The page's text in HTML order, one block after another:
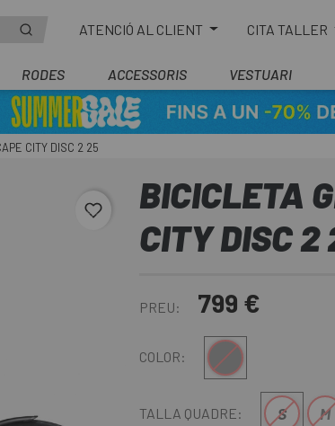
ATENCIÓ AL CLIENT CITA TALLER
RODES ACCESSORIS VESTUARI
CITY DISC 2 25
favorite_borderBICICLETA
CITY DISC 2
PREU: 799 €
COLOR: Gris
TALLA QUADRE: S M